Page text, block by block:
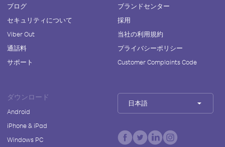
ブログ
セキュリティについて
Viber Out
通話料
サポート
ブランドセンター
採用
当社の利用規約
プライバシーポリシー
Customer Complaints Code
ダウンロード
Android
iPhone & iPad
Windows PC
日本語